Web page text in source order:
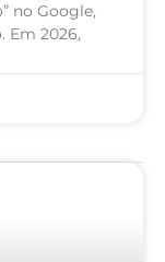
no Google,
Em 2026,